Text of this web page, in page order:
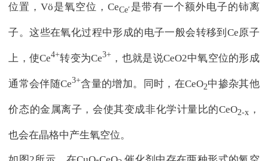
位置，Vö是氧空位，CeCe′ 是带有一个额外电子的铈离
子。这些在氧化过程中形成的电子一般会转移到Ce原子
上，使Ce4+转变为Ce3+ ，也就是说CeO2中氧空位的形成
通常会伴随Ce3+含量的增加。同时，在CeO2中掺杂其他
价态的金属离子，会使其变成非化学计量比的CeO2-x ，
也会在晶格中产生氧空位。